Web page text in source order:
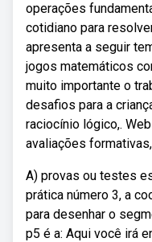
operações
cotidiano para
apresenta a seguir
jogos matemáticos
muito importante o
desafios para a
raciocínio lógico,.
avaliações
A) provas ou testes
prática número 3, a
para desenhar o
p5 é a: Aqui você irá